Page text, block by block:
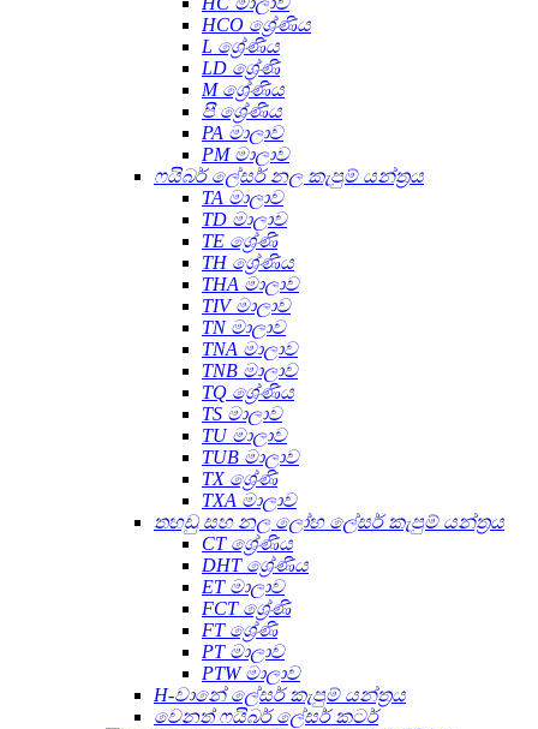
HCO ශ්‍රේණිය
L ශ්‍රේණිය
LD ශ්‍රේණි
M ශ්‍රේණිය
පී ශ්‍රේණිය
PA මාලාව
PM මාලාව
ෆයිබර් ලේසර් නල කැපුම් යන්ත්‍රය
TA මාලාව
TD මාලාව
TE ශ්‍රේණි
TH ශ්‍රේණිය
THA මාලාව
TIV මාලාව
TN මාලාව
TNA මාලාව
TNB මාලාව
TQ ශ්‍රේණිය
TS මාලාව
TU මාලාව
TUB මාලාව
TX ශ්‍රේණි
TXA මාලාව
තහඩු සහ නල ලෝහ ලේසර් කැපුම් යන්ත්‍රය
CT ශ්‍රේණිය
DHT ශ්‍රේණිය
ET මාලාව
FCT ශ්‍රේණි
FT ශ්‍රේණි
PT මාලාව
PTW මාලාව
H-වානේ ලේසර් කැපුම් යන්ත්‍රය
වෙනත් ෆයිබර් ලේසර් කටර්